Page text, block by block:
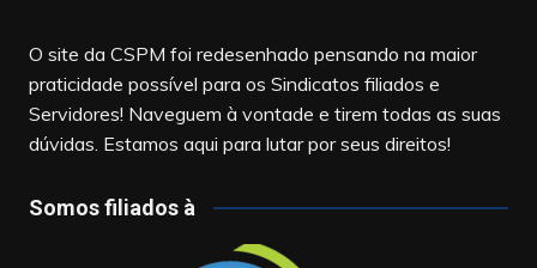
O site da CSPM foi redesenhado pensando na maior
praticidade possível para os Sindicatos filiados e
Servidores! Naveguem à vontade e tirem todas as suas
dúvidas. Estamos aqui para lutar por seus direitos!
Somos filiados à